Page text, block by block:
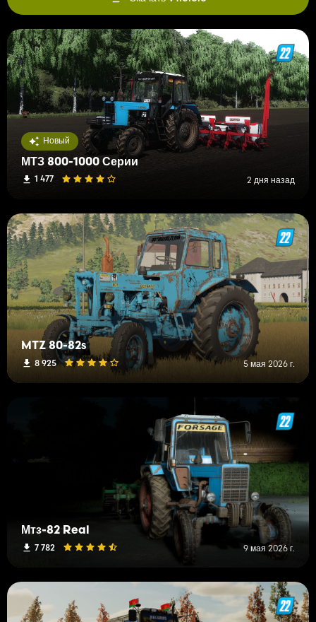
Новый
МТЗ 800-1000 Серии
1 477 2 дня назад
MTZ 80-82s
8 925 5 мая 2026 г.
Мтз-82 Real
7 782 9 мая 2026 г.